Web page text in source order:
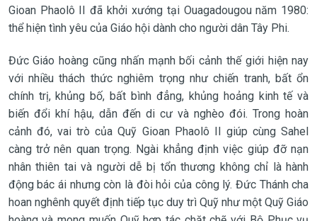
Gioan Phaolô II đã khởi xướng tại Ouagadougou năm 1980:
thể hiện tình yêu của Giáo hội dành cho người dân Tây Phi.
Đức Giáo hoàng cũng nhấn mạnh bối cảnh thế giới hiện nay
với nhiều thách thức nghiêm trọng như chiến tranh, bất ổn
chính trị, khủng bố, bất bình đẳng, khủng hoảng kinh tế và
biến đổi khí hậu, dẫn đến di cư và nghèo đói. Trong hoàn
cảnh đó, vai trò của Quỹ Gioan Phaolô II giúp cùng Sahel
càng trở nên quan trọng. Ngài khẳng định việc giúp đỡ nạn
nhân thiên tai và người dễ bị tổn thương không chỉ là hành
động bác ái nhưng còn là đòi hỏi của công lý. Đức Thánh cha
hoan nghênh quyết định tiếp tục duy trì Quỹ như một Quỹ Giáo